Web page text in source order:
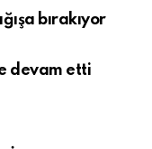
bırakıyor
devam etti